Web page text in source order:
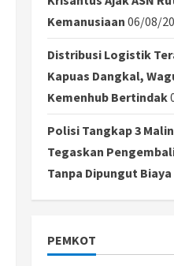
Kemanusiaan 06/08/
Distribusi Logistik
Kapuas Dangkal,
Kemenhub Bertindak
Polisi Tangkap 3
Tegaskan
Tanpa Dipungut Biaya
PEMKOT